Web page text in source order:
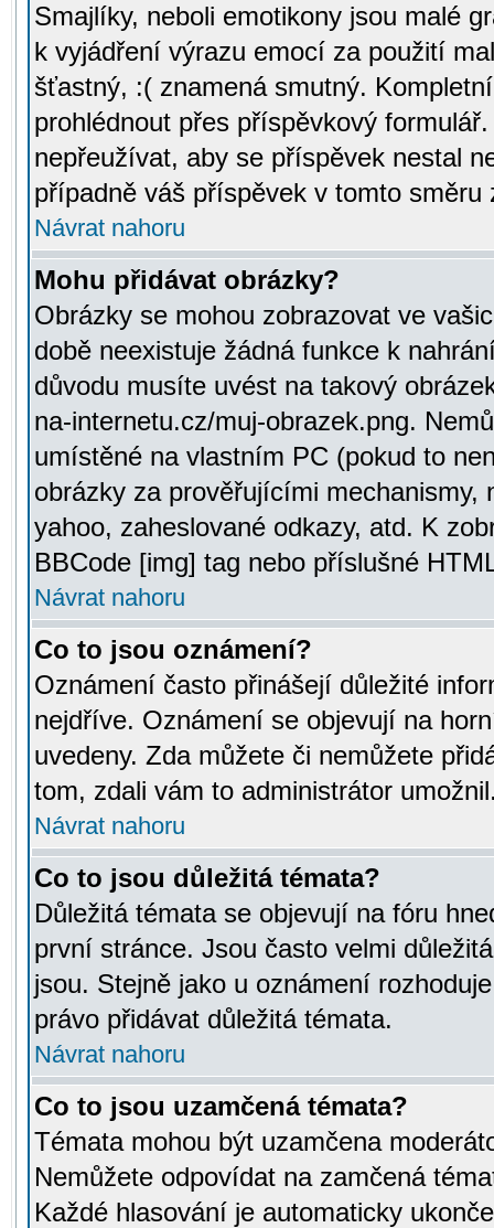
Smajlíky, neboli emotikony jsou malé
k vyjádření výrazu emocí za použití
šťastný, :( znamená smutný.
prohlédnout přes příspěvkový
nepřeužívat, aby se příspěvek nestal
případně váš příspěvek v tomto směru
Návrat nahoru
Mohu přidávat obrázky?
Obrázky se mohou zobrazovat ve
době neexistuje žádná funkce k
důvodu musíte uvést na takový
na-internetu.cz/muj-obrazek.png.
umístěné na vlastním PC (pokud to
obrázky za prověřujícími mechanismy,
yahoo, zaheslované odkazy, atd. K
BBCode [img] tag nebo příslušné
Návrat nahoru
Co to jsou oznámení?
Oznámení často přinášejí důležité
nejdříve. Oznámení se objevují na
uvedeny. Zda můžete či nemůžete
tom, zdali vám to administrátor
Návrat nahoru
Co to jsou důležitá témata?
Důležitá témata se objevují na fóru
první stránce. Jsou často velmi
jsou. Stejně jako u oznámení
právo přidávat důležitá témata.
Návrat nahoru
Co to jsou uzamčená témata?
Témata mohou být uzamčena
Nemůžete odpovídat na zamčená
Každé hlasování je automaticky